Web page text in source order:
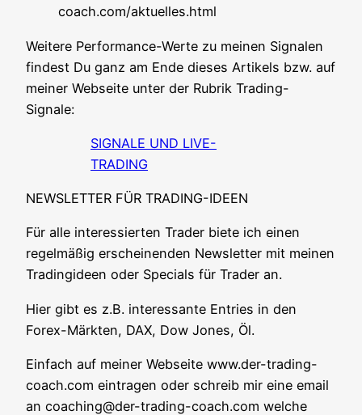
coach.com/aktuelles.html
Wei­te­re Per­for­mance-Wer­te zu mei­nen Signa­len
fin­dest Du ganz am Ende die­ses Arti­kels bzw. auf
mei­ner Web­sei­te unter der Rubrik Trading-
Signale:
SIGNALE UND LIVE-
TRADING
NEWSLETTER FÜR TRADING-IDEEN
Für alle inter­es­sier­ten Trader bie­te ich einen
regel­mä­ßig erschei­nen­den News­let­ter mit mei­nen
Tra­ding­ideen oder Spe­cials für Trader an.
Hier gibt es z.B. inter­es­san­te Ent­ries in den
Forex-Märk­ten, DAX, Dow Jones, Öl.
Ein­fach auf mei­ner Web­sei­te www.der-trading-
coach.com ein­tra­gen oder schreib mir eine email
an coaching@der-trading-coach.com wel­che